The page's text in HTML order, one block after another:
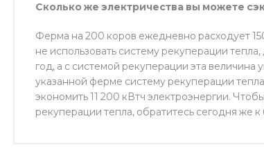
Сколько же электричества вы можете
Ферма на 200 коров ежедневно расходует
не использовать систему рекуперации
год, а с системой рекуперации эта
указанной ферме систему рекуперации
экономить 11 200 кВтч электроэ­нергии.
рекуперации тепла, обратитесь сегодня